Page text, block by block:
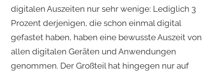
digitalen Auszeiten nur sehr wenige: Lediglich 3
Prozent derjenigen, die schon einmal digital
gefastet haben, haben eine bewusste Auszeit von
allen digitalen Geräten und Anwendungen
genommen. Der Großteil hat hingegen nur auf